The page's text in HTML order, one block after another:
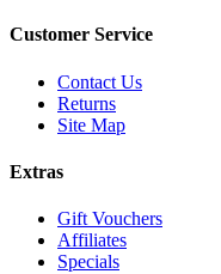
Customer Service
Contact Us
Returns
Site Map
Extras
Gift Vouchers
Affiliates
Specials